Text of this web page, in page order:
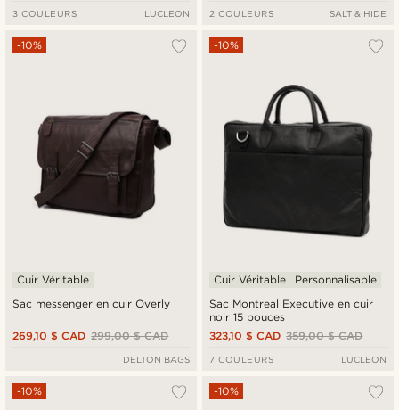
3 COULEURS LUCLEON 2 COULEURS SALT & HIDE
Sac messenger en cuir Overly
-10%
Cuir Véritable
299,00 $ CAD
269,10 $ CAD
DELTON BAGS
Sac Montreal Executive en cuir
noir 15 pouces
-10%
Cuir Véritable Personnalisable
359,00 $ CAD
323,10 $ CAD
7 COULEURS LUCLEON
-10% -10%